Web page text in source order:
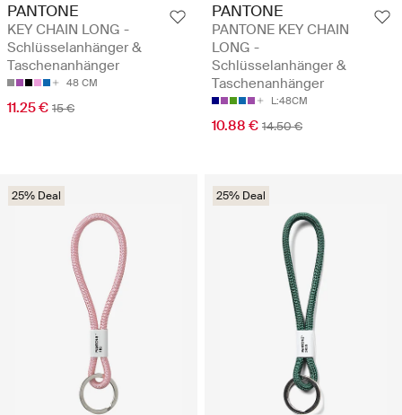
PANTONE
KEY CHAIN LONG -
Schlüsselanhänger &
Taschenanhänger
48 CM
11.25 € 15 €
PANTONE
PANTONE KEY CHAIN
LONG -
Schlüsselanhänger &
Taschenanhänger
L:48CM
10.88 € 14.50 €
25% Deal 25% Deal